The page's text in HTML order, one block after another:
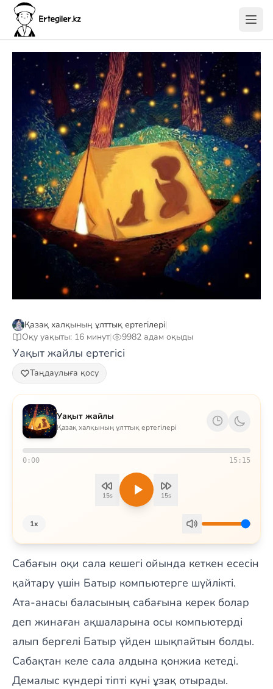
Қазақ халқының ұлттық ертегілері|
Оқу уақыты: 16 минут| 9982 адам оқыды
Уақыт жайлы ертегісі
Таңдаулыға қосу
Уақыт жайлы
Қазақ халқының ұлттық ертегілері
0:00 15:15
15s 15s
1x
Сабағын оқи сала кешегі ойында кеткен есесін
қайтару үшін Батыр компьютерге шүйлікті.
Ата-анасы баласының сабағына керек болар
деп жинаған ақшаларына осы компьютерді
алып бергелі Батыр үйден шықпайтын болды.
Сабақтан келе сала алдына қонжиа кетеді.
Демалыс күндері тіпті күні ұзақ отырады.